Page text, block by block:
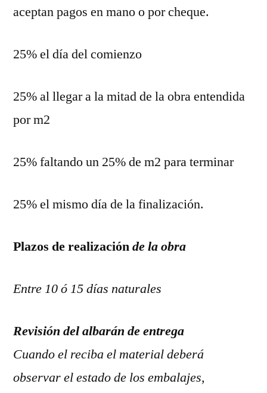
aceptan pagos en mano o por cheque.
25% el día del comienzo
25% al llegar a la mitad de la obra entendida
por m2
25% faltando un 25% de m2 para terminar
25% el mismo día de la finalización.
Plazos de realizaciónde la obra
Entre 10 ó 15 días naturales
Revisión del albarán de entrega
Cuando el reciba el material deberá
observar el estado de los embalajes,